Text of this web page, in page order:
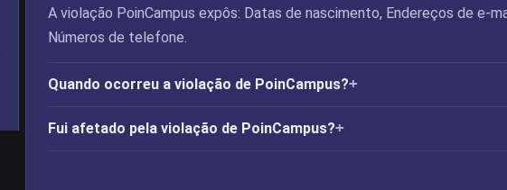
A violação PoinCampus expôs: Datas de nascimento, Endereços de e-
Números de telefone.
Quando ocorreu a violação de PoinCampus?
Fui afetado pela violação de PoinCampus?